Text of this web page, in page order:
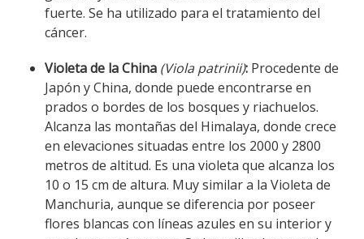
fuerte. Se ha utilizado para el tratamiento del
cáncer.
Violeta de la China (Viola patrinii): Procedente de
Japón y China, donde puede encontrarse en
prados o bordes de los bosques y riachuelos.
Alcanza las montañas del Himalaya, donde crece
en elevaciones situadas entre los 2000 y 2800
metros de altitud. Es una violeta que alcanza los
10 o 15 cm de altura. Muy similar a la Violeta de
Manchuria, aunque se diferencia por poseer
flores blancas con líneas azules en su interior y